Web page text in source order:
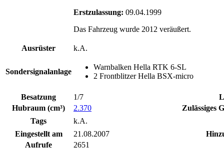
Erstzulassung: 09.04.1999
Das Fahrzeug wurde 2012 veräußert.
Ausrüster k.A.
Sondersignalanlage
Warnbalken Hella RTK 6-SL
2 Frontblitzer Hella BSX-micro
Besatzung 1/7
Hubraum (cm³)
2.370
Zulässiges
Tags
k.A.
Eingestellt am
21.08.2007
Aufrufe
2651